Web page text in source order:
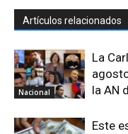
Artículos relacionados
Nacional
La
la AN
Este